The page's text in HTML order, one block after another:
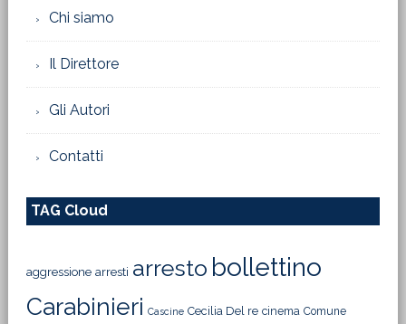
Chi siamo
Il Direttore
Gli Autori
Contatti
TAG Cloud
aggressione arresti arresto bollettino
Carabinieri Cascine Cecilia Del re cinema Comune